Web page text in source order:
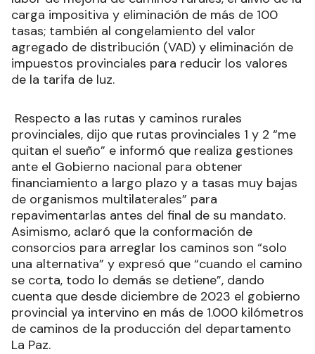
carga impositiva y eliminación de más de 100
tasas; también al congelamiento del valor
agregado de distribución (VAD) y eliminación de
impuestos provinciales para reducir los valores
de la tarifa de luz.
Respecto a las rutas y caminos rurales
provinciales, dijo que rutas provinciales 1 y 2 “me
quitan el sueño” e informó que realiza gestiones
ante el Gobierno nacional para obtener
financiamiento a largo plazo y a tasas muy bajas
de organismos multilaterales” para
repavimentarlas antes del final de su mandato.
Asimismo, aclaró que la conformación de
consorcios para arreglar los caminos son “solo
una alternativa” y expresó que “cuando el camino
se corta, todo lo demás se detiene”, dando
cuenta que desde diciembre de 2023 el gobierno
provincial ya intervino en más de 1.000 kilómetros
de caminos de la producción del departamento
La Paz.